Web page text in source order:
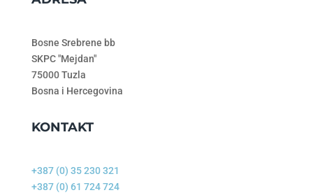
Bosne Srebrene bb
SKPC "Mejdan"
75000 Tuzla
Bosna i Hercegovina
KONTAKT
+387 (0) 35 230 321
+387 (0) 61 724 724